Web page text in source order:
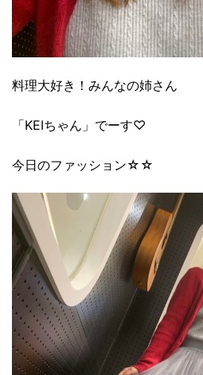
料理大好き！みんなの姉さん
「KEIちゃん」でーす♡
今日のファッション☆☆